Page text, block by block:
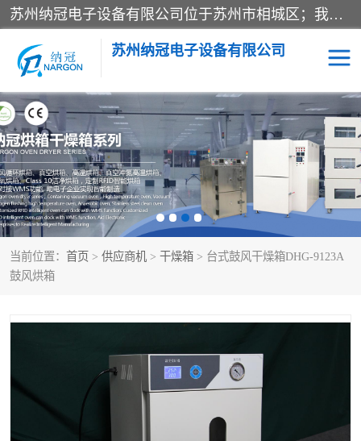
苏州纳冠电子设备有限公司位于苏州市相城区；我司依托国外先进技术结合国内用户的需求，为客户提供具有WMS功能的超低湿快速除湿电子防潮，压缩空气连续干燥柜、智能物料管理氮气储物柜、自制氮氮气柜、防潮氮气组合柜、不锈钢洁净氮气柜、洁净储物柜、石墨舟柜、亮灯导引丝网板存储柜、PCB柔性板气密干燥柜等
苏州纳冠电子设备有限公司
当前位置： 首页 > 供应商机 > 干燥箱 > 台式鼓风干燥箱DHG-9123A
鼓风烘箱
电子防潮箱 氮气柜
智能料架 干燥箱